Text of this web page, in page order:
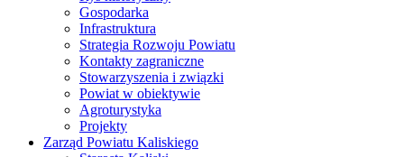
Gospodarka
Infrastruktura
Strategia Rozwoju Powiatu
Kontakty zagraniczne
Stowarzyszenia i związki
Powiat w obiektywie
Agroturystyka
Projekty
Zarząd Powiatu Kaliskiego